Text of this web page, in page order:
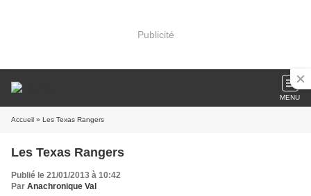
Publicité
MENU
Accueil » Les Texas Rangers
Les Texas Rangers
Publié le 21/01/2013 à 10:42
Par Anachronique Val